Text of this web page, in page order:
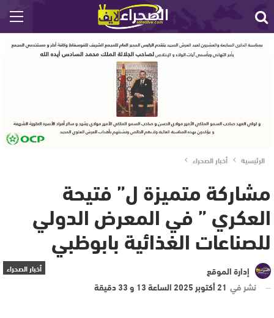
الرئيسية أخبار الصحراء
مشاركة متميزة ل” فتيحة
العكري ” في المعرض الدولي
للصناعات الغذائية بابوظبي
أخبار الصحراء
إدارة الموقع
نشر في 21 أكتوبر 2025 الساعة 13 و 33 دقيقة